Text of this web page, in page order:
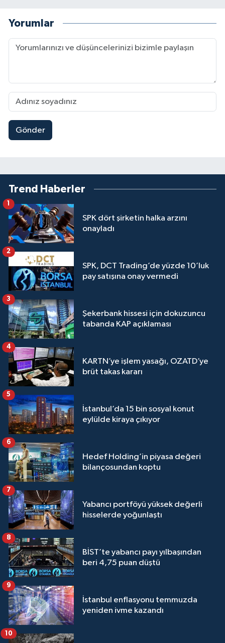
Yorumlar
Gönder
Trend Haberler
SPK dört şirketin halka arzını
onayladı
SPK, DCT Trading’de yüzde 10’luk
pay satışına onay vermedi
2
Şekerbank hissesi için dokuzuncu
tabanda KAP açıklaması
3
KARTN’ye işlem yasağı, OZATD’ye
brüt takas kararı
4
İstanbul’da 15 bin sosyal konut
eylülde kiraya çıkıyor
5
Hedef Holding’in piyasa değeri
bilançosundan koptu
6
Yabancı portföyü yüksek değerli
hisselerde yoğunlaştı
7
BİST’te yabancı payı yılbaşından
beri 4,75 puan düştü
8
İstanbul enflasyonu temmuzda
yeniden ivme kazandı
9
10